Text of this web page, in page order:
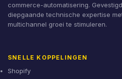
commerce-automatisering.
diepgaande technische expertise
multichannel groei te stimuleren.
SNELLE KOPPELINGEN
Shopify